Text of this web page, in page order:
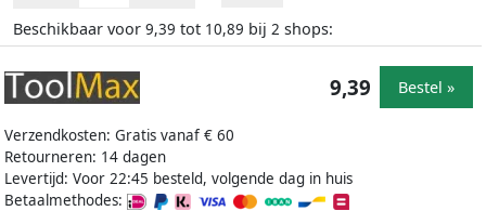
Beschikbaar voor 9,39 tot 10,89 bij 2 shops:
Verzendkosten: Gratis vanaf € 60
Retourneren: 14 dagen
Levertijd: Voor 22:45 besteld, volgende dag in huis
Betaalmethodes:
9,39 Bestel »